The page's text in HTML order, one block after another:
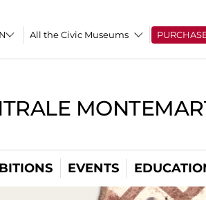
All the Civic Museums
EVENTS